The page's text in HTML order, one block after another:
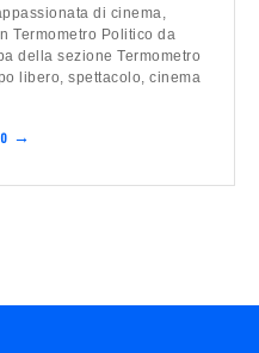
di cinema,
Termometro Politico da
della sezione Termometro
libero, spettacolo, cinema
→